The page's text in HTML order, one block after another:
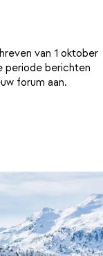
van 1 oktober
periode berichten
forum aan.